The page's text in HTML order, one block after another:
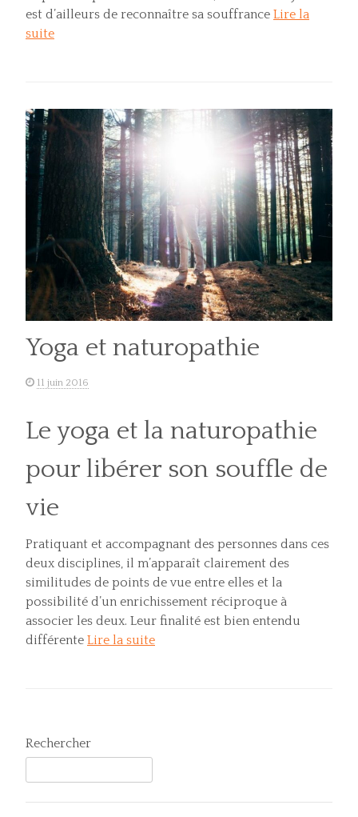
est d’ailleurs de reconnaître sa souffrance Lire la
suite
Yoga et naturopathie
11 juin 2016
Le yoga et la naturopathie
pour libérer son souffle de
vie
Pratiquant et accompagnant des personnes dans ces
deux disciplines, il m’apparaît clairement des
similitudes de points de vue entre elles et la
possibilité d’un enrichissement réciproque à
associer les deux. Leur finalité est bien entendu
différente Lire la suite
Rechercher